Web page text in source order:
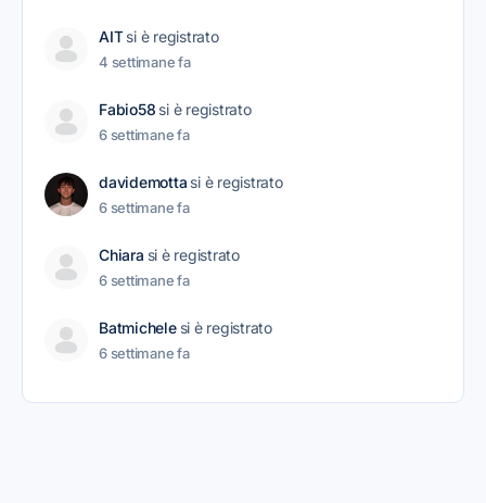
AIT si è registrato
4 settimane fa
Fabio58 si è registrato
6 settimane fa
davidemotta si è registrato
6 settimane fa
Chiara si è registrato
6 settimane fa
Batmichele si è registrato
6 settimane fa